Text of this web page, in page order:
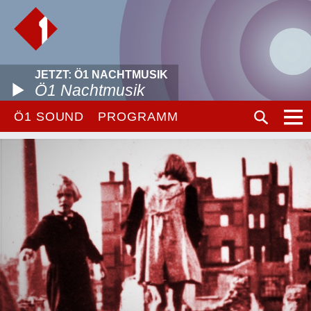
JETZT: Ö1 NACHTMUSIK
Ö1 Nachtmusik
Ö1 SOUND PROGRAMM